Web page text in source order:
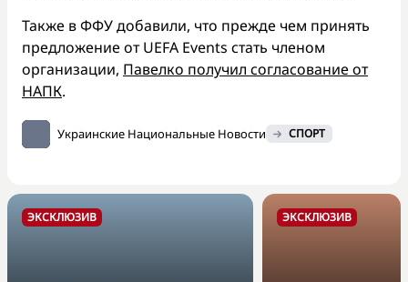
Также в ФФУ добавили, что прежде чем принять
предложение от UEFA Events стать членом
организации, Павелко получил согласование от
НАПК.
Украинские Национальные Новости СПОРТ
ЭКСКЛЮЗИВ ЭКСКЛЮЗИВ